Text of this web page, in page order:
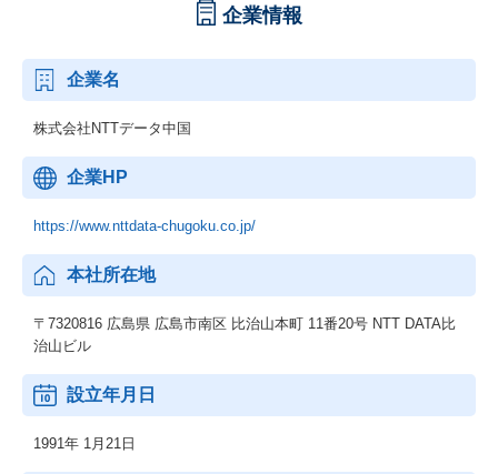
企業情報
企業名
株式会社NTTデータ中国
企業HP
https://www.nttdata-chugoku.co.jp/
本社所在地
〒7320816 広島県 広島市南区 比治山本町 11番20号 NTT DATA比
治山ビル
設立年月日
1991年 1月21日